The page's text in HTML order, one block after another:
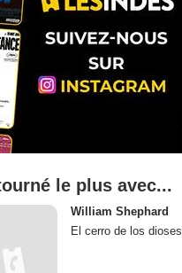
le plus avec...
William Shephard
El cerro de los dioses